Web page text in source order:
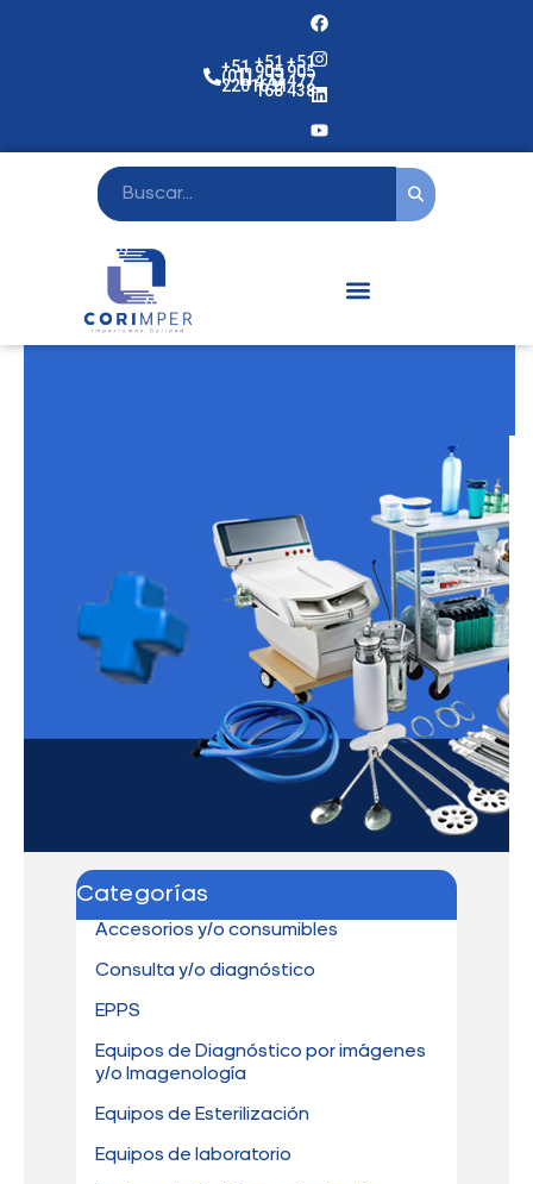
+51
(01)
2201631
+51
905
477
168
+51
905
477
438
Categorías
Accesorios y/o consumibles
Consulta y/o diagnóstico
EPPS
Equipos de Diagnóstico por imágenes
y/o Imagenología
Equipos de Esterilización
Equipos de laboratorio